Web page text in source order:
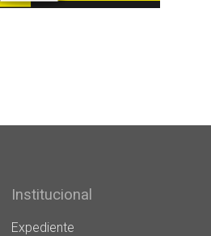
Institucional
Expediente